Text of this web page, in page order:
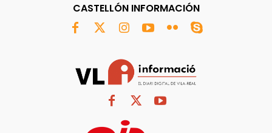
CASTELLÓN INFORMACIÓN